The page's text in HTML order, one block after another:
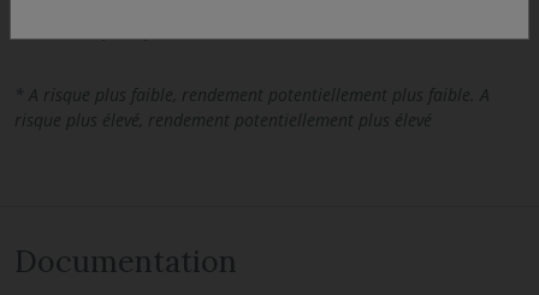
* A risque plus faible, rendement potentiellement plus faible. A
risque plus élevé, rendement potentiellement plus élevé
Documentation